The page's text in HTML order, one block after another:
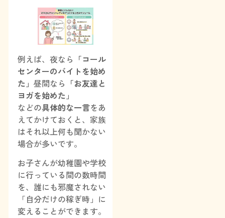
例えば、夜なら 「コール
センターのバイトを始め
た」 昼間なら 「お友達と
ヨガを始めた」
などの具体的な一言をあ
えてかけておくと、家族
はそれ以上何も聞かない
場合が多いです。
お子さんが幼稚園や学校
に行っている間の数時間
を、誰にも邪魔されない
「自分だけの稼ぎ時」に
変えることができます。